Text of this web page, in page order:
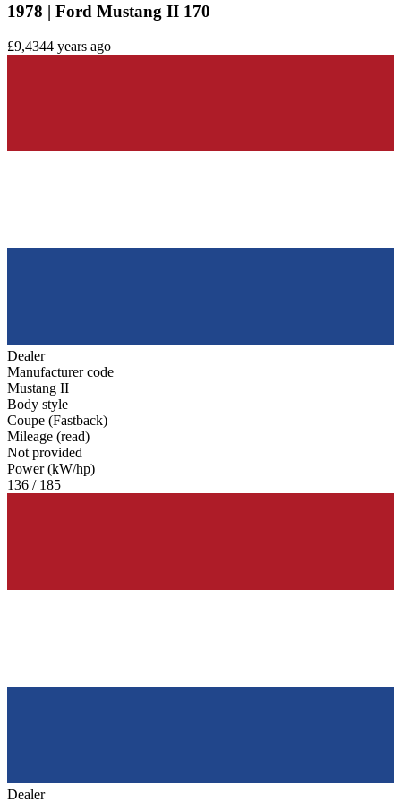
1978 | Ford Mustang II 170
£9,4344 years ago
Dealer
Manufacturer code
Mustang II
Body style
Coupe (Fastback)
Mileage (read)
Not provided
Power (kW/hp)
136 / 185
Dealer